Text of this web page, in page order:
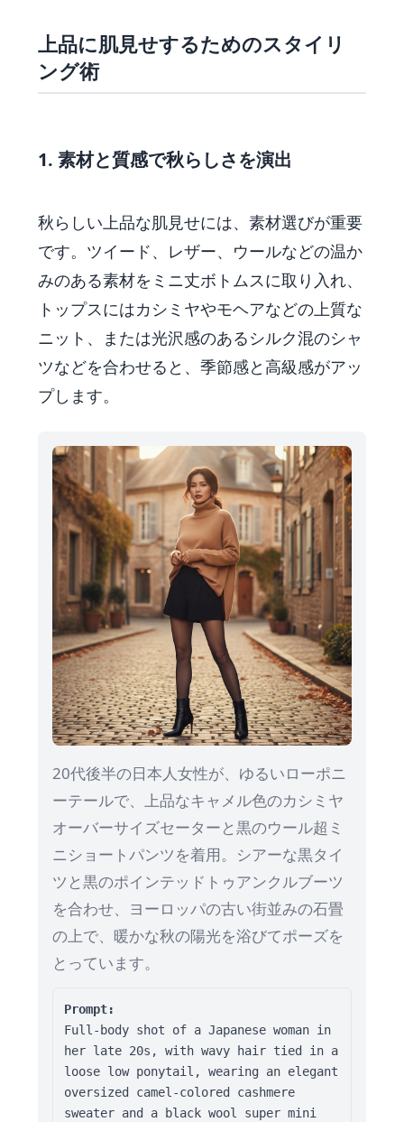
上品に肌見せするためのスタイリ
ング術
1. 素材と質感で秋らしさを演出
秋らしい上品な肌見せには、素材選びが重要
です。ツイード、レザー、ウールなどの温か
みのある素材をミニ丈ボトムスに取り入れ、
トップスにはカシミヤやモヘアなどの上質な
ニット、または光沢感のあるシルク混のシャ
ツなどを合わせると、季節感と高級感がアッ
プします。
20代後半の日本人女性が、ゆるいローポニ
ーテールで、上品なキャメル色のカシミヤ
オーバーサイズセーターと黒のウール超ミ
ニショートパンツを着用。シアーな黒タイ
ツと黒のポインテッドトゥアンクルブーツ
を合わせ、ヨーロッパの古い街並みの石畳
の上で、暖かな秋の陽光を浴びてポーズを
とっています。
Prompt:
Full-body shot of a Japanese woman in
her late 20s, with wavy hair tied in a
loose low ponytail, wearing an elegant
oversized camel-colored cashmere
sweater and a black wool super mini